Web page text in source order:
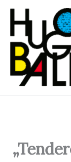
Zum
Inhalt